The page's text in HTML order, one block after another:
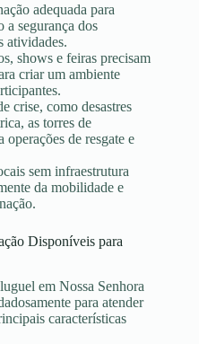
adequada para
a segurança dos
atividades.
shows e feiras precisam
criar um ambiente
crise, como desastres
as torres de
operações de resgate e
sem infraestrutura
da mobilidade e
Disponíveis para
em Nossa Senhora
para atender
características